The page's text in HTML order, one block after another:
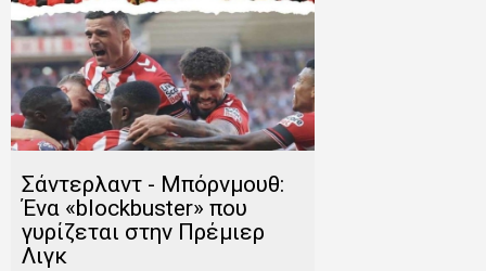
Σάντερλαντ - Μπόρνμουθ:
Ένα «blockbuster» που
γυρίζεται στην Πρέμιερ
Λιγκ